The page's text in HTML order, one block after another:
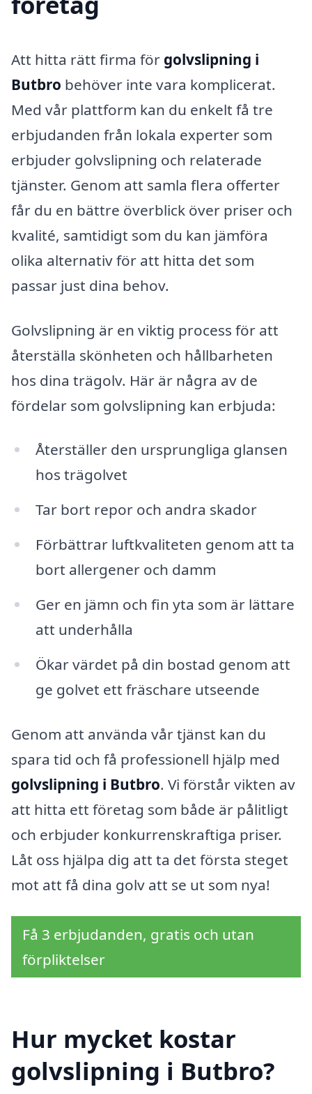
Att hitta rätt firma för golvslipning i
Butbro behöver inte vara komplicerat.
Med vår plattform kan du enkelt få tre
erbjudanden från lokala experter som
erbjuder golvslipning och relaterade
tjänster. Genom att samla flera offerter
får du en bättre överblick över priser och
kvalité, samtidigt som du kan jämföra
olika alternativ för att hitta det som
passar just dina behov.
Golvslipning är en viktig process för att
återställa skönheten och hållbarheten
hos dina trägolv. Här är några av de
fördelar som golvslipning kan erbjuda:
Återställer den ursprungliga glansen
hos trägolvet
Tar bort repor och andra skador
Förbättrar luftkvaliteten genom att ta
bort allergener och damm
Ger en jämn och fin yta som är lättare
att underhålla
Ökar värdet på din bostad genom att
ge golvet ett fräschare utseende
Genom att använda vår tjänst kan du
spara tid och få professionell hjälp med
golvslipning i Butbro. Vi förstår vikten av
att hitta ett företag som både är pålitligt
och erbjuder konkurrenskraftiga priser.
Låt oss hjälpa dig att ta det första steget
mot att få dina golv att se ut som nya!
Få 3 erbjudanden, gratis och utan
förpliktelser
Hur mycket kostar
golvslipning i Butbro?